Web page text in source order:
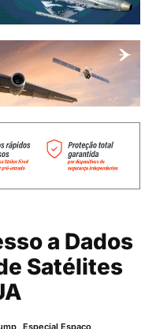
a Dados
Satélites
,Especial Espaço